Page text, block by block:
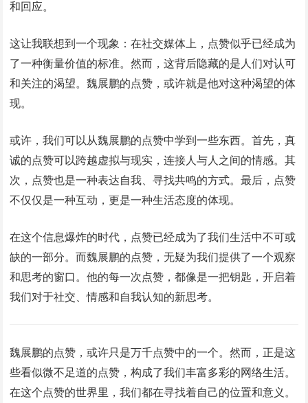
和回应。
这让我联想到一个现象：在社交媒体上，点赞似乎已经成为
了一种衡量价值的标准。然而，这背后隐藏的是人们对认可
和关注的渴望。魏展鹏的点赞，或许就是他对这种渴望的体
现。
或许，我们可以从魏展鹏的点赞中学到一些东西。首先，真
诚的点赞可以跨越虚拟与现实，连接人与人之间的情感。其
次，点赞也是一种表达自我、寻找共鸣的方式。最后，点赞
不仅仅是一种互动，更是一种生活态度的体现。
在这个信息爆炸的时代，点赞已经成为了我们生活中不可或
缺的一部分。而魏展鹏的点赞，无疑为我们提供了一个观察
和思考的窗口。他的每一次点赞，都像是一把钥匙，开启着
我们对于社交、情感和自我认知的新思考。
魏展鹏的点赞，或许只是万千点赞中的一个。然而，正是这
些看似微不足道的点赞，构成了我们丰富多彩的网络生活。
在这个点赞的世界里，我们都在寻找着自己的位置和意义。